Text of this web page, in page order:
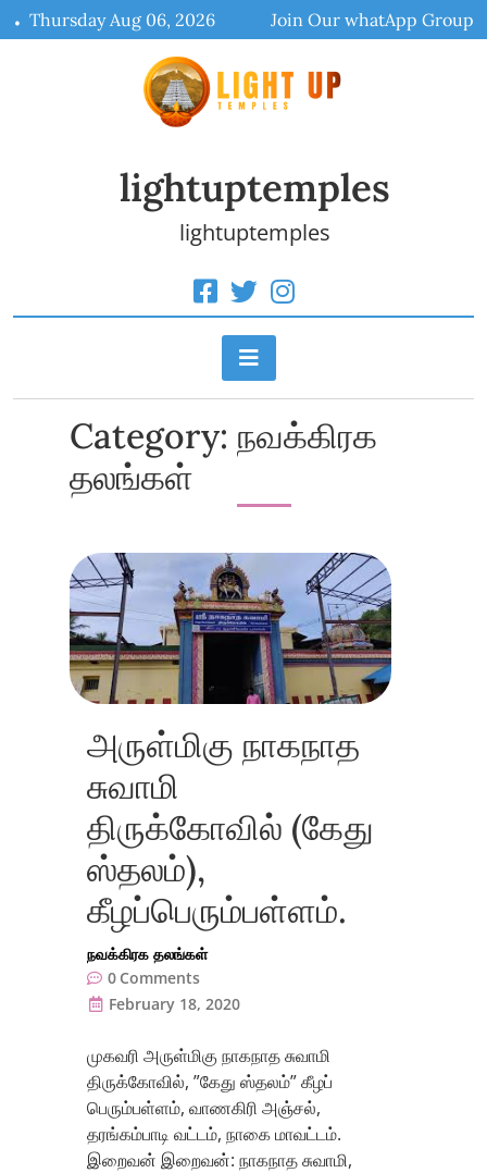
Skip
to
Thursday Aug 06, 2026 Join Our whatApp Group
lightuptemples
lightuptemples
Category: நவக்கிரக
தலங்கள்
அருள்மிகு நாகநாத
சுவாமி
திருக்கோவில் (கேது
ஸ்தலம்),
கீழப்பெரும்பள்ளம்.
நவக்கிரக தலங்கள்
0 Comments
February 18, 2020
முகவரி அருள்மிகு நாகநாத சுவாமி
திருக்கோவில், ”கேது ஸ்தலம்” கீழப்
பெரும்பள்ளம், வாணகிரி அஞ்சல்,
தரங்கம்பாடி வட்டம், நாகை மாவட்டம்.
இறைவன் இறைவன்: நாகநாத சுவாமி,